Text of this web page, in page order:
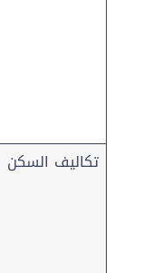
تكاليف السكن